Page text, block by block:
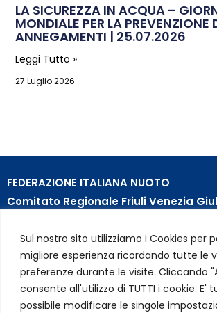
Sul nostro sito utilizziamo i Cookies per
migliore esperienza ricordando tutte le
preferenze durante le visite. Cliccando
consente all'utilizzo di TUTTI i cookie. E'
possibile modificare le singole
LA SICUREZZA IN ACQUA –
MONDIALE PER LA PREVENZIONE
ANNEGAMENTI | 25.07.2026
Leggi Tutto »
27 Luglio 2026
FEDERAZIONE ITALIANA NUOTO
Comitato Regionale Friuli Venezia
Trieste (TS)
Partita Iva 01384031009
Codice Fiscale 05284670584
Codice SDI USAL8PV – Rif. Amm. TC025